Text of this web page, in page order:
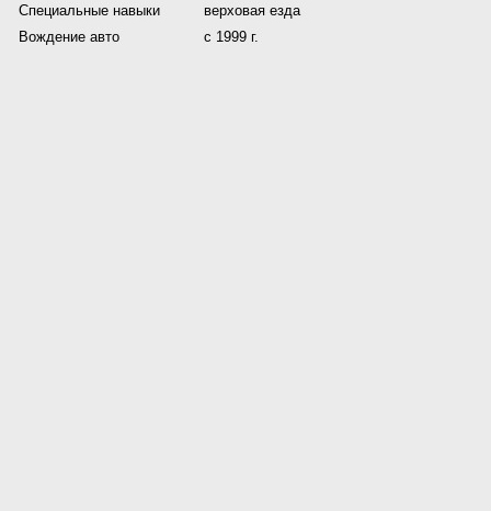
Специальные навыки
верховая езда
Вождение авто
с 1999 г.